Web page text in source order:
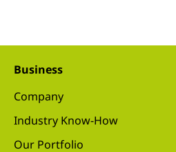
Business
Company
Industry Know-How
Our Portfolio